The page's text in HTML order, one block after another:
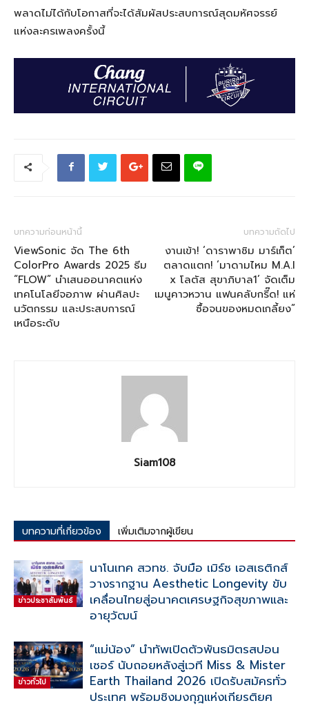
พลาดไม่ได้กับโอกาสที่จะได้สัมผัสประสบการณ์สุดมหัศจรรย์
แห่งละครเพลงครั้งนี้
บทความก่อนหน้านี้
ViewSonic จัด The 6th
ColorPro Awards 2025 ธีม
“FLOW” นำเสนออนาคตแห่ง
เทคโนโลยีจอภาพ ผ่านศิลปะ
นวัตกรรม และประสบการณ์
เหนือระดับ
บทความถัดไป
งานเข้า! ‘ดาราพาชิม มาร์เก็ต’
ตลาดแตก! ‘มาดามไหม M.A.I
x โลตัส สุขาภิบาล1’ จัดเต็ม
เมนูคาวหวาน แฟนคลับกรี๊ด! แห่
ซื้อจนของหมดเกลี้ยง”
Siam108
บทความที่เกี่ยวข้อง เพิ่มเติมจากผู้เขียน
ข่าวประชาสัมพันธ์
นาโนเทค สวทช. จับมือ เมิร์ซ เอสเธติกส์
วางรากฐาน Aesthetic Longevity ขับ
เคลื่อนไทยสู่อนาคตเศรษฐกิจสุขภาพและ
อายุวัฒน์
ข่าวทั่วไป
“แม่น้อง” นำทัพเปิดตัวพันธมิตรสปอน
เซอร์ นับถอยหลังสู่เวที Miss & Mister
Earth Thailand 2026 เปิดรับสมัครทั่ว
ประเทศ พร้อมชิงมงกุฎแห่งเกียรติยศ